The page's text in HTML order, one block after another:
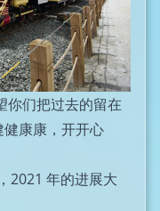
你们把过去的留在
康康，开开心
2021 年的进展大